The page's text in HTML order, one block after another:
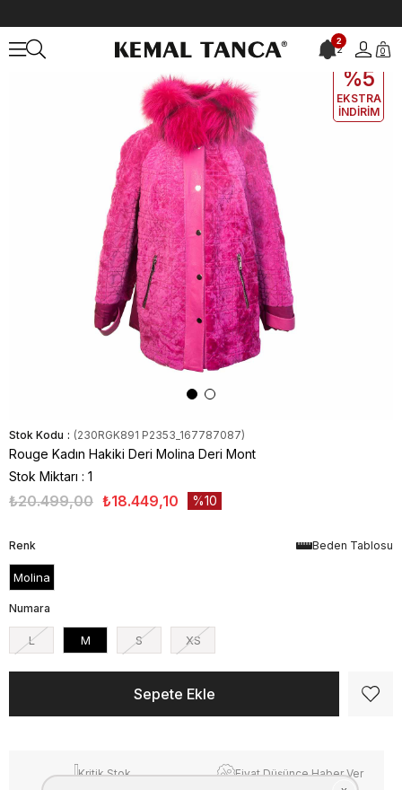
2
2 0
EKLE5
%5
EKSTRA
İNDİRİM
Stok Kodu (230RGK891 P2353_167787087)
Rouge Kadın Hakiki Deri Molina Deri Mont
Stok Miktarı : 1
₺20.499,00 ₺18.449,10 10
Beden Tablosu
Renk
Molina
Numara
L M S XS
Kritik Stok Fiyat Düşünce Haber Ver